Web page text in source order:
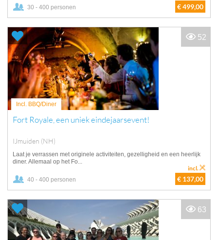
30 - 400 personen € 499,00
Incl. BBQ/Diner
Fort Royale, een uniek eindejaarsevent!
IJmuiden (NH)
Laat je verrassen met originele activiteiten, gezelligheid en een heerlijk
diner. Allemaal op het Fo...
40 - 400 personen € 137,00
incl.
52
63